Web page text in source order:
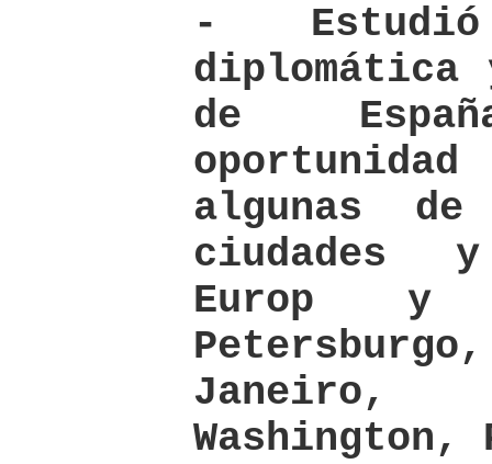
-
diplomática
de
algunas
ciudades
Europ y